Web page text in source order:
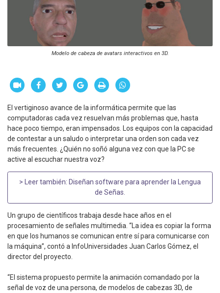
Modelo de cabeza de avatars interactivos en 3D.
El vertiginoso avance de la informática permite que las
computadoras cada vez resuelvan más problemas que, hasta
hace poco tiempo, eran impensados. Los equipos con la capacidad
de contestar a un saludo o interpretar una orden son cada vez
más frecuentes. ¿Quién no soñó alguna vez con que la PC se
active al escuchar nuestra voz?
> Leer también: Diseñan software para aprender la Lengua
de Señas.
Un grupo de científicos trabaja desde hace años en el
procesamiento de señales multimedia. “La idea es copiar la forma
en que los humanos se comunican entre sí para comunicarse con
la máquina”, contó a InfoUniversidades Juan Carlos Gómez, el
director del proyecto.
“El sistema propuesto permite la animación comandado por la
señal de voz de una persona, de modelos de cabezas 3D, de